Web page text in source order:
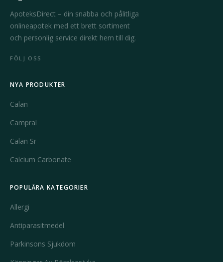
ApoteksDirect – din snabba och pålitliga
onlineapotek med ett brett sortiment
och personlig service direkt hem till dig.
FÖLJ OSS
NYA PRODUKTER
Calan
Campral
Calan Sr
Calcium Carbonate
POPULÄRA KATEGORIER
Allergi
Antiparasitmedel
Parkinsons Sjukdom